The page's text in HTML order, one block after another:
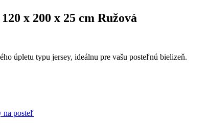
x 200 x 25 cm Ružová
úpletu typu jersey, ideálnu pre vašu posteľnú bielizeň.
na posteľ